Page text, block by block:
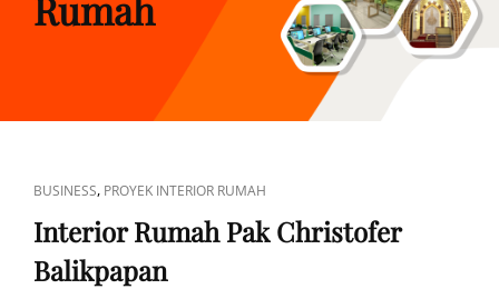
CAT
LINKS
BUSINESS, PROYEK INTERIOR RUMAH
Interior Rumah Pak Christofer
Balikpapan